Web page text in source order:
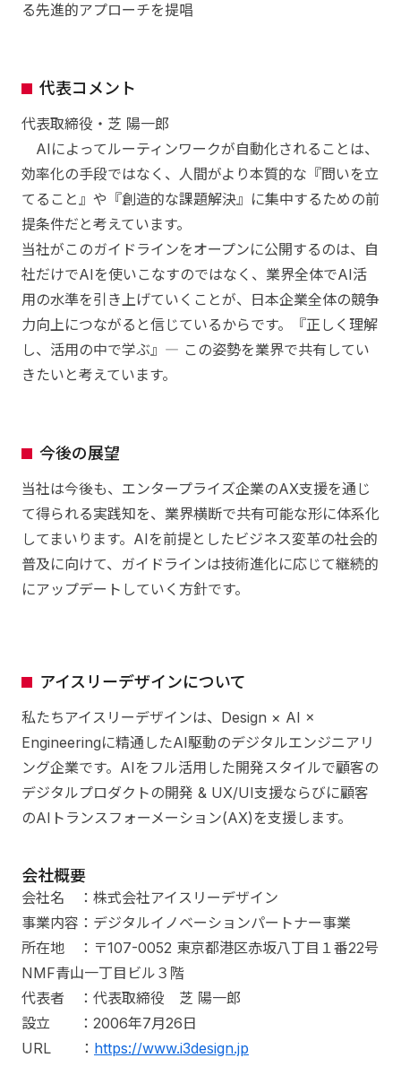
る先進的アプローチを提唱
代表コメント
代表取締役・芝 陽一郎
AIによってルーティンワークが自動化されることは、
効率化の手段ではなく、人間がより本質的な『問いを立
てること』や『創造的な課題解決』に集中するための前
提条件だと考えています。
当社がこのガイドラインをオープンに公開するのは、自
社だけでAIを使いこなすのではなく、業界全体でAI活
用の水準を引き上げていくことが、日本企業全体の競争
力向上につながると信じているからです。『正しく理解
し、活用の中で学ぶ』― この姿勢を業界で共有してい
きたいと考えています。
今後の展望
当社は今後も、エンタープライズ企業のAX支援を通じ
て得られる実践知を、業界横断で共有可能な形に体系化
してまいります。AIを前提としたビジネス変革の社会的
普及に向けて、ガイドラインは技術進化に応じて継続的
にアップデートしていく方針です。
アイスリーデザインについて
私たちアイスリーデザインは、Design × AI ×
Engineeringに精通したAI駆動のデジタルエンジニアリ
ング企業です。AIをフル活用した開発スタイルで顧客の
デジタルプロダクトの開発 & UX/UI支援ならびに顧客
のAIトランスフォーメーション(AX)を支援します。
会社概要
会社名 ：株式会社アイスリーデザイン
事業内容：デジタルイノベーションパートナー事業
所在地 ：〒107-0052 東京都港区赤坂八丁目１番22号
NMF青山一丁目ビル３階
代表者 ：代表取締役 芝 陽一郎
設立 ：2006年7月26日
URL ： https://www.i3design.jp